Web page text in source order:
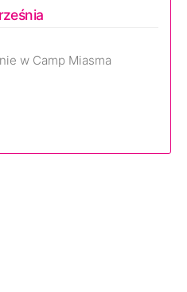
w Camp Miasma